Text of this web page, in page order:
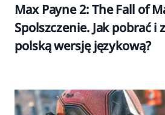
Max Payne 2: The Fall of
Spolszczenie. Jak pobrać i
polską wersję językową?